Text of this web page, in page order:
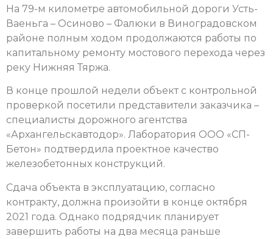
На 79-м километре автомобильной дороги Усть-
Ваеньга – Осиново – Фалюки в Виноградовском
районе полным ходом продолжаются работы по
капитальному ремонту мостового перехода через
реку Нижняя Тяржа.
В конце прошлой недели объект с контрольной
проверкой посетили представители заказчика –
специалисты дорожного агентства
«Архангельскавтодор». Лаборатория ООО «СП-
Бетон» подтвердила проектное качество
железобетонных конструкций.
Сдача объекта в эксплуатацию, согласно
контракту, должна произойти в конце октября
2021 года. Однако подрядчик планирует
завершить работы на два месяца раньше